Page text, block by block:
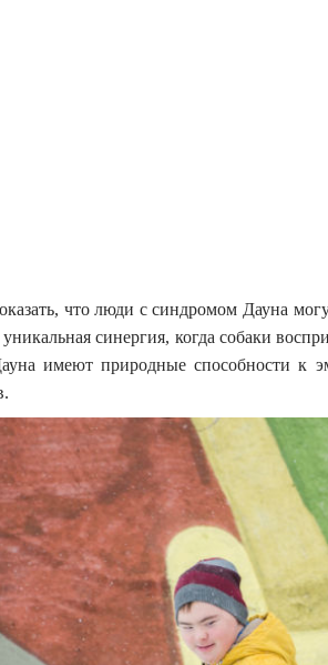
что люди с синдромом Дауна
синергия, когда собаки
имеют природные способности к